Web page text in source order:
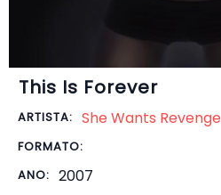
This Is Forever
ARTISTA: She Wants Revenge
FORMATO:
ANO: 2007